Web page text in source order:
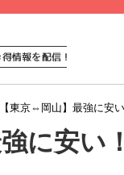
【東京⇔岡山】最強に安
に安い